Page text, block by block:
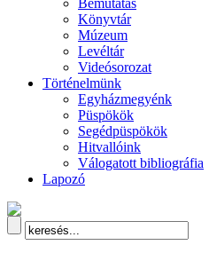
Bemutatás
Könyvtár
Múzeum
Levéltár
Videósorozat
Történelmünk
Egyházmegyénk
Püspökök
Segédpüspökök
Hitvallóink
Válogatott bibliográfia
Lapozó